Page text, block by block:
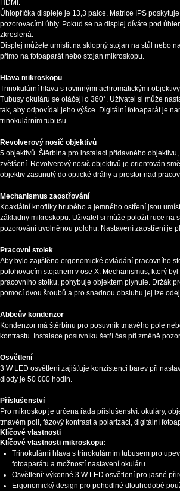
HDMI.
Úhlopříčka displeje je 13,3 palce. Matrice IPS
pozorovacími úhly. Pokud se na displej díváte pod
zkreslená.
Displej můžete umístit na sklopný stojan na stůl nebo
přímo na fotoaparát nebo stojan mikroskopu.
Hlava mikroskopu
Trinokulární hlava s rovinnými achromatickými
Tubusy okuláru se otáčejí o 360°. Uživatel si může
tak, aby odpovídal jeho výšce. Digitální fotoaparát je
trinokulárním tubusu.
Revolverový nosič objektivů
5 objektivů. Štěrbina pro instalaci přídavného
zvětšení. Revolverový nosič objektivů je orientován
objektiv zasunutý do optické dráhy a prostor nad
Mechanismus zaostřování
Koaxiální knoflíky hrubého a jemného ostření jsou
základny mikroskopu. Uživatel si může položit ruce na
pozorování uvolněnou polohu. Nastavení zaostření je
Pracovní stolek
Aby bylo zajištěno ergonomické ovládání pracovního
polohovacím stojanem v ose X. Mechanismus, který
pracovního stolku, pohybuje objektem plynule. Držák
pomocí dvou šroubů a pro snadnou obsluhu jej lze
Abbeův kondenzor
Kondenzor má štěrbinu pro posuvník tmavého pole
kontrastu. Instalace posuvníku šetří čas při změně
Osvětlení
3 W LED osvětlení zajišťuje konzistenci barev při
diody je 50 000 hodin.
Příslušenství
Pro mikroskop je určena řada příslušenství: okuláry,
tmavém poli, fázový kontrast a polarizaci, digitální
Klíčové vlastnosti
Klíčové vlastnosti mikroskopu:
Trinokulární hlava s trinokulárním tubusem pro
fotoaparátu a možností nastavení okuláru
Osvětlení: výkonné 3 W LED osvětlení pro jasné
Ergonomický design pro pohodlné dlouhodobé